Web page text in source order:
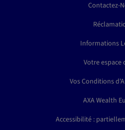
Contactez-
Informations
Votre espace
Vos Conditions
AXA Wealth
Accessibilité :